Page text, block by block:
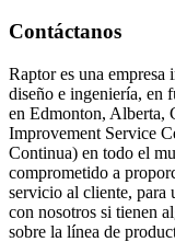
Contáctanos
Raptor es una empresa
diseño e ingeniería, en
en Edmonton, Alberta,
Improvement Service
Continua) en todo el
comprometido a
servicio al cliente, para
con nosotros si tienen
sobre la línea de